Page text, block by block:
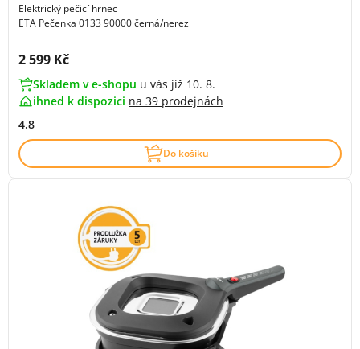
Elektrický pečicí hrnec
ETA Pečenka 0133 90000 černá/nerez
Cena s DPH:
2 599 Kč
Skladem v e-shopu u vás již 10. 8.
ihned k dispozici na 39 prodejnách
4.8
Do košíku